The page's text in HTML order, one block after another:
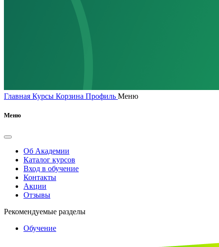
Главная Курсы Корзина Профиль Меню
Меню
Об Академии
Каталог курсов
Вход в обучение
Контакты
Акции
Отзывы
Рекомендуемые разделы
Обучение